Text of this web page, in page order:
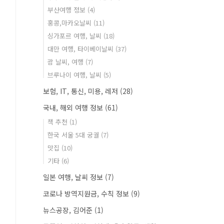
부산여행 정보 (4)
홍콩,마카오날씨 (11)
싱가포르 여행, 날씨 (18)
대만 여행, 타이베이날씨 (37)
괌 날씨, 여행 (7)
브루나이 여행, 날씨 (5)
보험, IT, 통신, 미용, 레저 (28)
국내, 해외 여행 정보 (61)
책 추천 (1)
한국 서울 5대 궁궐 (7)
맛집 (10)
기타 (6)
일본 여행, 날씨 정보 (7)
코로나 방역지원금, 수칙 정보 (9)
뉴스공장, 김어준 (1)